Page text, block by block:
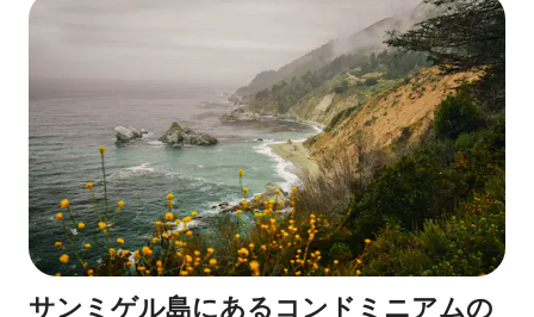
サンミゲル島にあるコンドミニアムの